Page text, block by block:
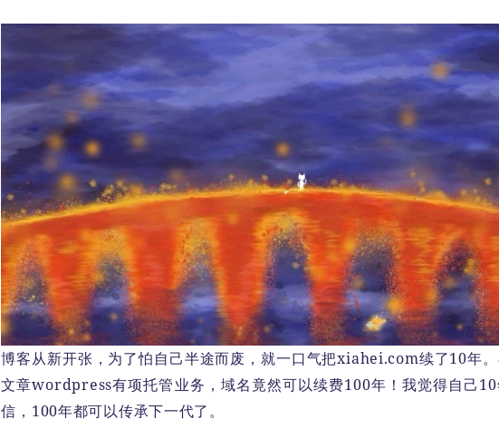
博客从新开张，为了怕自己半途而废，就一口气把xiahei.com续了10年
文章wordpress有项托管业务，域名竟然可以续费100年！我觉得自己10
信，100年都可以传承下一代了。